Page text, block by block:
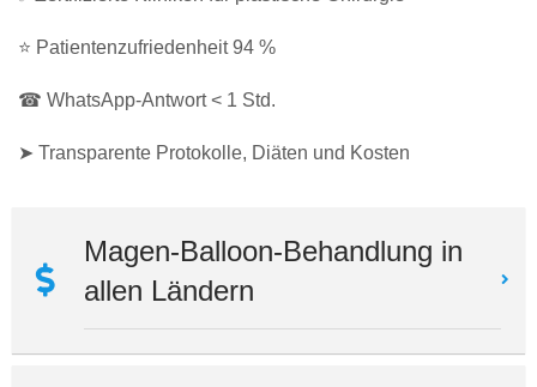
⭐ Patientenzufriedenheit 94 %
☎ WhatsApp-Antwort < 1 Std.
➤ Transparente Protokolle, Diäten und Kosten
Magen-Balloon-Behandlung in
allen Ländern